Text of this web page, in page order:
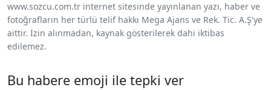
www.sozcu.com.tr internet sitesinde yayınlanan yazı, haber ve
fotoğrafların her türlü telif hakkı Mega Ajans ve Rek. Tic. A.Ş'ye
aittir. İzin alınmadan, kaynak gösterilerek dahi iktibas
edilemez.
Bu habere emoji ile tepki ver